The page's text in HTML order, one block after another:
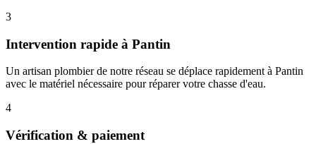
3
Intervention rapide à Pantin
Un artisan plombier de notre réseau se déplace rapidement à Pantin
avec le matériel nécessaire pour réparer votre chasse d'eau.
4
Vérification & paiement